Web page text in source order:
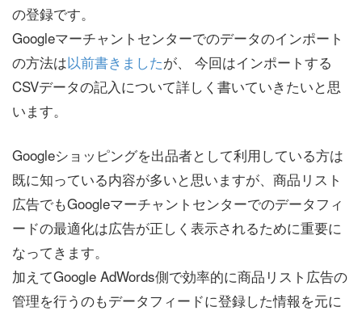
の登録です。
Googleマーチャントセンターでのデータのインポート
の方法は以前書きましたが、 今回はインポートする
CSVデータの記入について詳しく書いていきたいと思
います。
Googleショッピングを出品者として利用している方は
既に知っている内容が多いと思いますが、商品リスト
広告でもGoogleマーチャントセンターでのデータフィ
ードの最適化は広告が正しく表示されるために重要に
なってきます。
加えてGoogle AdWords側で効率的に商品リスト広告の
管理を行うのもデータフィードに登録した情報を元に